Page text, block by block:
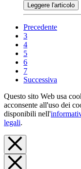
Leggere l'articolo
Precedente
3
4
5
6
7
Successiva
Questo sito Web usa
acconsente all'uso dei
disponibili nell'
legali.